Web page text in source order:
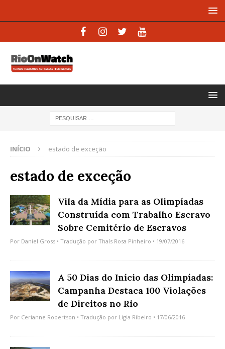
INÍCIO estado de exceção
estado de exceção
Vila da Mídia para as Olimpíadas
Construída com Trabalho Escravo
Sobre Cemitério de Escravos
Por Daniel Gross • Tradução por Thaís Rosa Pinheiro • 19/07/2016
A 50 Dias do Início das Olimpíadas:
Campanha Destaca 100 Violações
de Direitos no Rio
Por Cerianne Robertson • Tradução por Ligia Ribeiro • 17/06/2016